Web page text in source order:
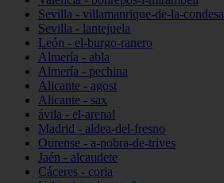
Sevilla - villamanrique-de-la-condesa
Sevilla - lantejuela
León - el-burgo-ranero
Almería - abla
Almería - pechina
Alicante - agost
Alicante - sax
ávila - el-arenal
Madrid - aldea-del-fresno
Ourense - a-pobra-de-trives
Jaén - alcaudete
Cáceres - coria